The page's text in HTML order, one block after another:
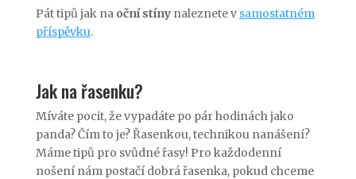
Pát tipů jak na oční stínynaleznete v samostatném
příspěvku.
Jak na řasenku?
Míváte pocit, že vypadáte po pár hodinách jako
panda? Čím to je? Řasenkou, technikou nanášení?
Máme tipů pro svůdné řasy! Pro každodenní
nošení nám postačí dobrá řasenka, pokud chceme